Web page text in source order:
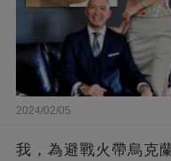
2024/02/05
我，為避戰火帶烏克